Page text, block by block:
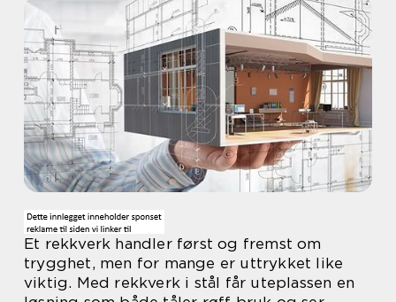
Et rekkverk handler først og fremst om
trygghet, men for mange er uttrykket like
viktig. Med rekkverk i stål får uteplassen en